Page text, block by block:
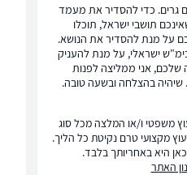
גרים. כדי להסדיר את מעמד
תושבי ישראל, תוכלו
על מנת להסדיר את הנושא.
ישראלי, על מנת להעניק
שלכם, אני ממליצה לפנות
שיהיה בהצלחה ובשעה טובה.
משפטי ו/או המלצה מכל סוג
מקצועי טרם נקיטת כל הליך.
היא באחריותך בלבד.
האתר